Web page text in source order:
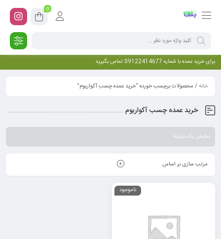
0
برای خرید عمده با شماره 09122414677 تماس بگیرید
خانه/ محصولات برچسب خورده “خرید عمده چسب آکواریوم”
خرید عمده چسب آکواریوم
نمایش یک نتیجه
مرتب سازی بر اساس
ناموجود